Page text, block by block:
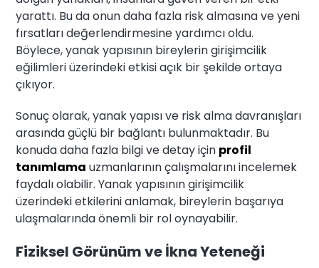
yarattı. Bu da onun daha fazla risk almasına ve yeni
fırsatları değerlendirmesine yardımcı oldu.
Böylece, yanak yapısının bireylerin girişimcilik
eğilimleri üzerindeki etkisi açık bir şekilde ortaya
çıkıyor.
Sonuç olarak, yanak yapısı ve risk alma davranışları
arasında güçlü bir bağlantı bulunmaktadır. Bu
konuda daha fazla bilgi ve detay için profil
tanımlama uzmanlarının çalışmalarını incelemek
faydalı olabilir. Yanak yapısının girişimcilik
üzerindeki etkilerini anlamak, bireylerin başarıya
ulaşmalarında önemli bir rol oynayabilir.
Fiziksel Görünüm ve İkna Yeteneği